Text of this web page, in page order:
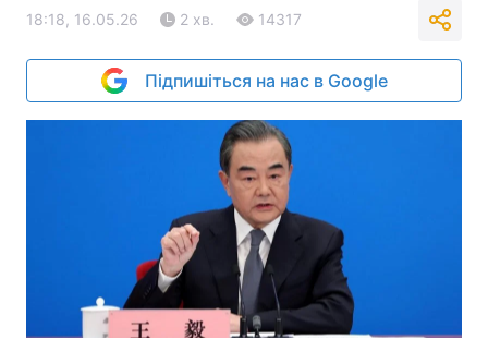
18:18, 16.05.26 2 хв. 14317
Підпишіться на нас в Google